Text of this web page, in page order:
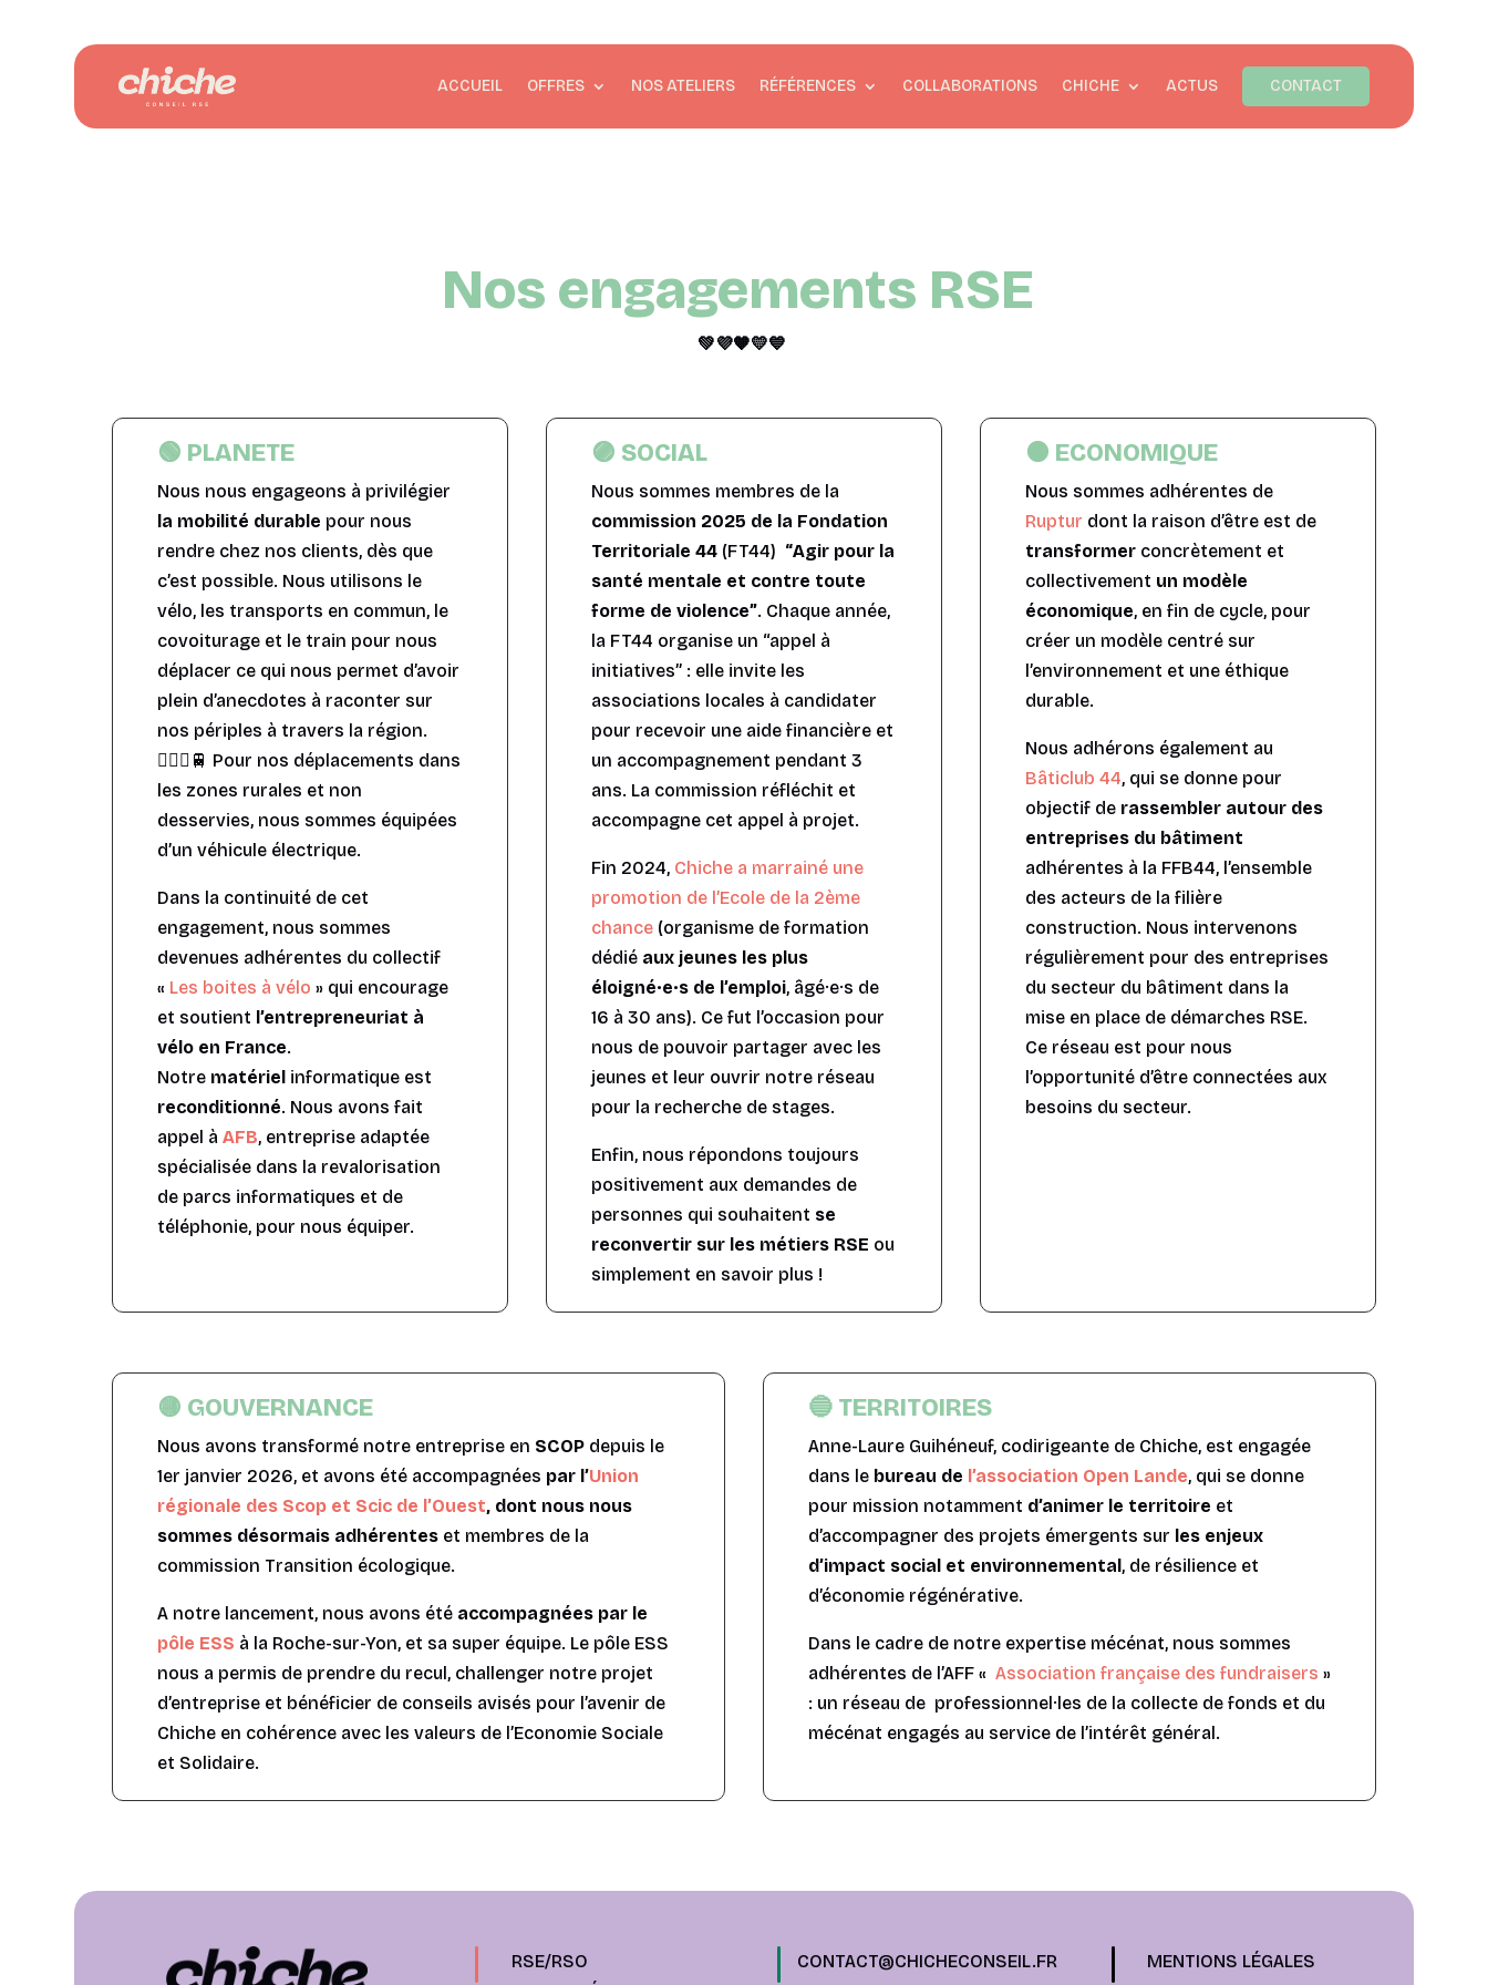
ACCUEIL OFFRES NOS ATELIERS RÉFÉRENCES COLLABORATIONS CHICHE ACTUS CONTACT
Nos engagements RSE
💚💜🧡💛💙
🟢 PLANETE
Nous nous engageons à privilégier
la mobilité durable pour nous
rendre chez nos clients, dès que
c’est possible. Nous utilisons le
vélo, les transports en commun, le
covoiturage et le train pour nous
déplacer ce qui nous permet d’avoir
plein d’anecdotes à raconter sur
nos périples à travers la région.
🚴🏼‍♀️🚆 Pour nos déplacements dans
les zones rurales et non
desservies, nous sommes équipées
d’un véhicule électrique.
Dans la continuité de cet
engagement, nous sommes
devenues adhérentes du collectif
« Les boites à vélo » qui encourage
et soutient l’entrepreneuriat à
vélo en France.
Notre matériel informatique est
reconditionné. Nous avons fait
appel à AFB, entreprise adaptée
spécialisée dans la revalorisation
de parcs informatiques et de
téléphonie, pour nous équiper.
🟣 SOCIAL
Nous sommes membres de la
commission 2025 de la Fondation
Territoriale 44 (FT44) “Agir pour la
santé mentale et contre toute
forme de violence”. Chaque année,
la FT44 organise un “appel à
initiatives” : elle invite les
associations locales à candidater
pour recevoir une aide financière et
un accompagnement pendant 3
ans. La commission réfléchit et
accompagne cet appel à projet.
Fin 2024, Chiche a marrainé une
promotion de l’Ecole de la 2ème
chance (organisme de formation
dédié aux jeunes les plus
éloigné·e·s de l’emploi, âgé·e·s de
16 à 30 ans). Ce fut l’occasion pour
nous de pouvoir partager avec les
jeunes et leur ouvrir notre réseau
pour la recherche de stages.
Enfin, nous répondons toujours
positivement aux demandes de
personnes qui souhaitent se
reconvertir sur les métiers RSE ou
simplement en savoir plus !
🟠 ECONOMIQUE
Nous sommes adhérentes de
Ruptur dont la raison d’être est de
transformer concrètement et
collectivement un modèle
économique, en fin de cycle, pour
créer un modèle centré sur
l’environnement et une éthique
durable.
Nous adhérons également au
Bâticlub 44, qui se donne pour
objectif de rassembler autour des
entreprises du bâtiment
adhérentes à la FFB44, l’ensemble
des acteurs de la filière
construction. Nous intervenons
régulièrement pour des entreprises
du secteur du bâtiment dans la
mise en place de démarches RSE.
Ce réseau est pour nous
l’opportunité d’être connectées aux
besoins du secteur.
🟡 GOUVERNANCE
Nous avons transformé notre entreprise en SCOPdepuis le
1er janvier 2026, et avons été accompagnées par l’Union
régionale des Scop et Scic de l’Ouest, dont nous nous
sommes désormais adhérentes et membres de la
commission Transition écologique.
A notre lancement, nous avons été accompagnées par le
pôle ESS à la Roche-sur-Yon, et sa super équipe. Le pôle ESS
nous a permis de prendre du recul, challenger notre projet
d’entreprise et bénéficier de conseils avisés pour l’avenir de
Chiche en cohérence avec les valeurs de l’Economie Sociale
et Solidaire.
🔵 TERRITOIRES
Anne-Laure Guihéneuf, codirigeante de Chiche, est engagée
dans le bureau de l’association Open Lande, qui se donne
pour mission notamment d’animer le territoire et
d’accompagner des projets émergents sur les enjeux
d’impact social et environnemental, de résilience et
d’économie régénérative.
Dans le cadre de notre expertise mécénat, nous sommes
adhérentes de l’AFF «Association française des fundraisers»
: un réseau de professionnel·les de la collecte de fonds et du
mécénat engagés au service de l’intérêt général.
RSE/RSO
CONTACT@CHICHECONSEIL.FR
MENTIONS LÉGALES